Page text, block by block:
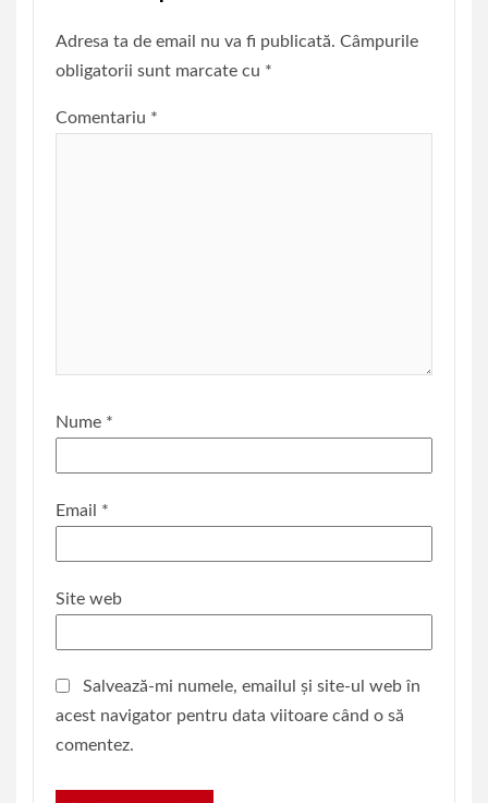
Adresa ta de email nu va fi publicată. Câmpurile
obligatorii sunt marcate cu *
Comentariu *
Nume *
Email *
Site web
Salvează-mi numele, emailul și site-ul web în
acest navigator pentru data viitoare când o să
comentez.